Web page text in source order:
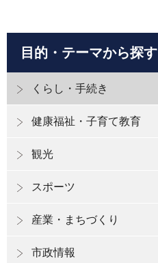
目的・テーマから探す
くらし・手続き
健康福祉・子育て教育
観光
スポーツ
産業・まちづくり
市政情報